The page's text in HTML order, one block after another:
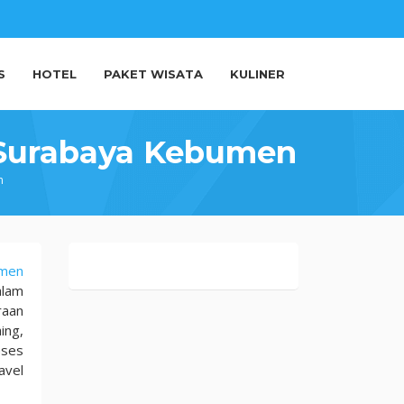
HOTEL PAKET WISATA KULINER
Kebumen